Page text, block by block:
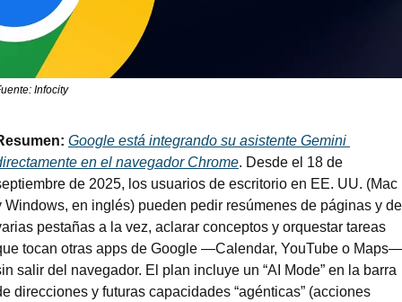
Infocity
Google está integrando su asistente Gemini
en el navegador Chrome. Desde el 18 de
de 2025, los usuarios de escritorio en EE. UU. (Mac
Windows, en inglés) pueden pedir resúmenes de páginas y de
pestañas a la vez, aclarar conceptos y orquestar tareas
tocan otras apps de Google —Calendar, YouTube o Maps—
salir del navegador. El plan incluye un “AI Mode” en la barra
direcciones y futuras capacidades “agénticas” (acciones